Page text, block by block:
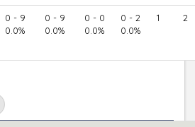
0 - 9
0.0%
0 - 9
0.0%
0 - 0
0.0%
0 - 2
0.0%
1 2